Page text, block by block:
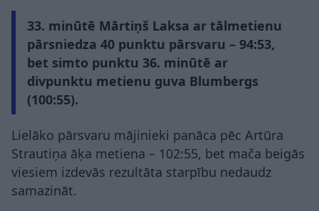
33. minūtē Mārtiņš Laksa ar tālmetienu
pārsniedza 40 punktu pārsvaru – 94:53,
bet simto punktu 36. minūtē ar
divpunktu metienu guva Blumbergs
(100:55).
Lielāko pārsvaru mājinieki panāca pēc Artūra
Strautiņa āķa metiena – 102:55, bet mača beigās
viesiem izdevās rezultāta starpību nedaudz
samazināt.